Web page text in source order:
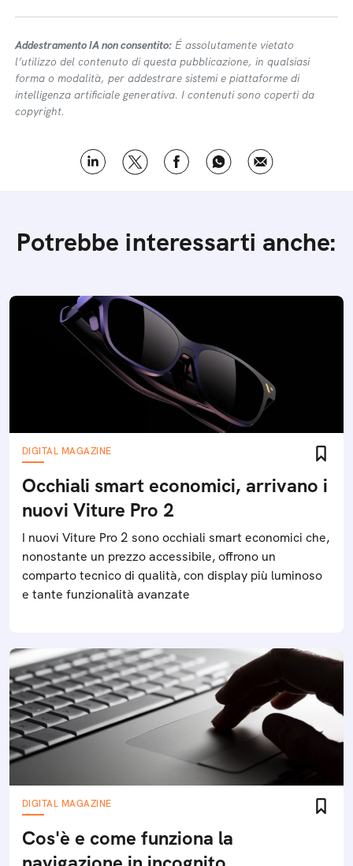
Addestramento IA non consentito: É assolutamente vietato
l’utilizzo del contenuto di questa pubblicazione, in qualsiasi
forma o modalità, per addestrare sistemi e piattaforme di
intelligenza artificiale generativa. I contenuti sono coperti da
copyright.
Potrebbe interessarti anche:
DIGITAL MAGAZINE
Occhiali smart economici, arrivano i
nuovi Viture Pro 2
I nuovi Viture Pro 2 sono occhiali smart economici che,
nonostante un prezzo accessibile, offrono un
comparto tecnico di qualità, con display più luminoso
e tante funzionalità avanzate
DIGITAL MAGAZINE
Cos'è e come funziona la